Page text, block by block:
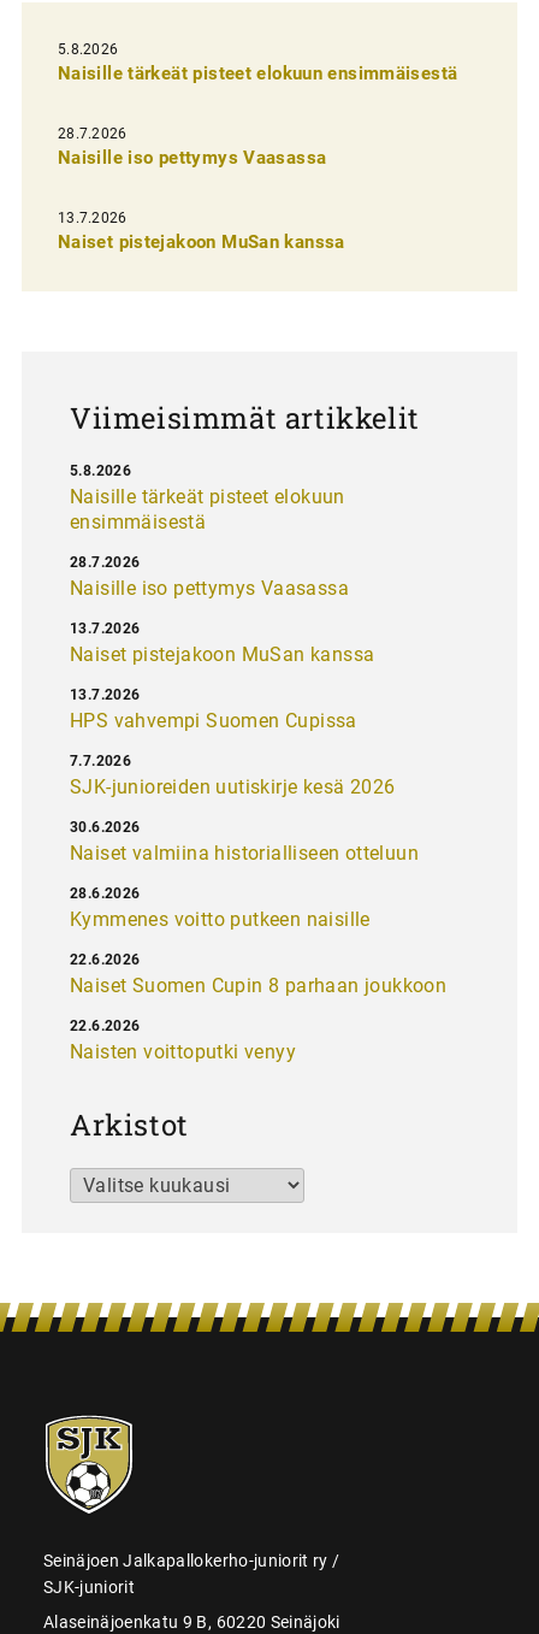
i
e
n
s
e
l
5.8.2026
Naisille tärkeät pisteet elokuun ensimmäisestä
28.7.2026
Naisille iso pettymys Vaasassa
13.7.2026
Naiset pistejakoon MuSan kanssa
Viimeisimmät artikkelit
Naisille tärkeät pisteet elokuun
ensimmäisestä
5.8.2026
Naisille iso pettymys Vaasassa
28.7.2026
Naiset pistejakoon MuSan kanssa
13.7.2026
HPS vahvempi Suomen Cupissa
13.7.2026
SJK-junioreiden uutiskirje kesä 2026
7.7.2026
Naiset valmiina historialliseen otteluun
30.6.2026
Kymmenes voitto putkeen naisille
28.6.2026
Naiset Suomen Cupin 8 parhaan joukkoon
22.6.2026
Naisten voittoputki venyy
22.6.2026
Arkistot
Arkistot
SJK-
juniorit
Seinäjoen Jalkapallokerho-juniorit ry /
SJK-juniorit
Alaseinäjoenkatu 9 B, 60220 Seinäjoki